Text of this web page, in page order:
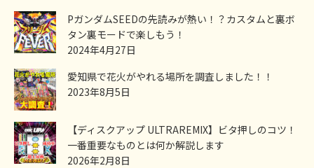
PガンダムSEEDの先読みが熱い！？カスタムと裏ボ
タン裏モードで楽しもう！
2024年4月27日
愛知県で花火がやれる場所を調査しました！！
2023年8月5日
【ディスクアップ ULTRAREMIX】ビタ押しのコツ！
一番重要なものとは何か解説します
2026年2月8日